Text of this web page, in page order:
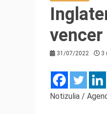
31/07/2022 3
Notizulia /